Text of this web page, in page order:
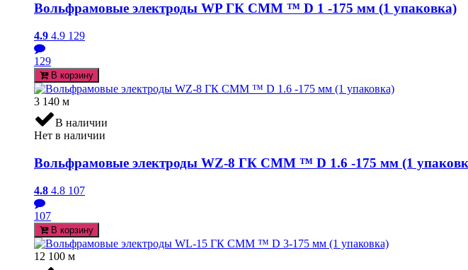
Вольфрамовые электроды WP ГК СММ ™ D 1 -175 мм (1 упаковка)
4.9 4.9 129
129
В корзину
3 140 м
В наличии
Нет в наличии
Вольфрамовые электроды WZ-8 ГК СММ ™ D 1.6 -175 мм (1
4.8 4.8 107
107
В корзину
12 100 м